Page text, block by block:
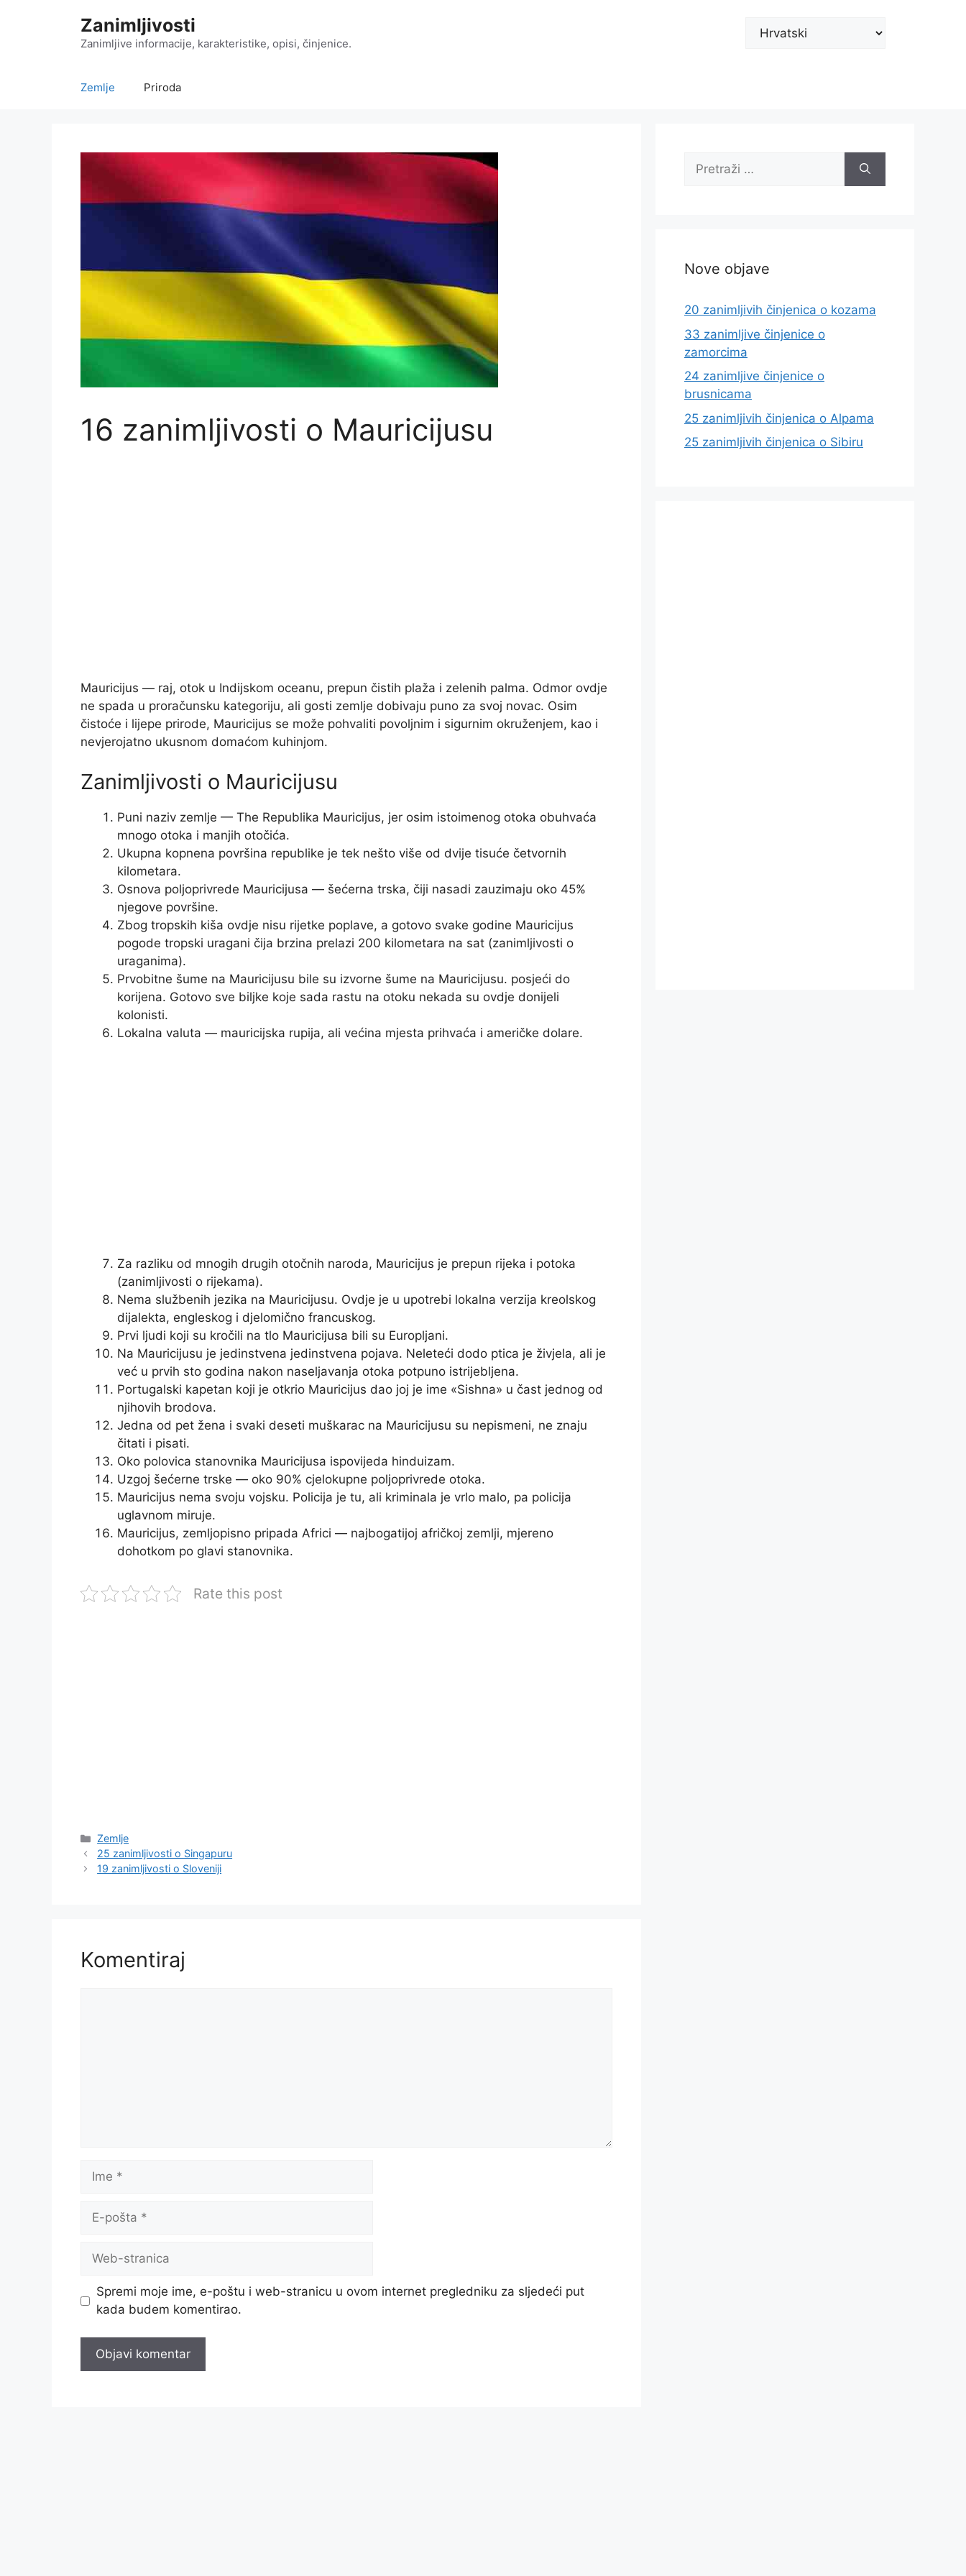
Zanimljivosti
Zanimljive informacije, karakteristike, opisi, činjenice.
Odaberite
Zemlje Priroda
16 zanimljivosti o Mauricijusu
Mauricijus — raj, otok u Indijskom oceanu, prepun čistih plaža i zelenih palma. Odmor ovdje
ne spada u proračunsku kategoriju, ali gosti zemlje dobivaju puno za svoj novac. Osim
čistoće i lijepe prirode, Mauricijus se može pohvaliti povoljnim i sigurnim okruženjem, kao i
nevjerojatno ukusnom domaćom kuhinjom.
Zanimljivosti o Mauricijusu
Puni naziv zemlje — The Republika Mauricijus, jer osim istoimenog otoka obuhvaća
mnogo otoka i manjih otočića.
Ukupna kopnena površina republike je tek nešto više od dvije tisuće četvornih
kilometara.
Osnova poljoprivrede Mauricijusa — šećerna trska, čiji nasadi zauzimaju oko 45%
njegove površine.
Zbog tropskih kiša ovdje nisu rijetke poplave, a gotovo svake godine Mauricijus
pogode tropski uragani čija brzina prelazi 200 kilometara na sat (zanimljivosti o
uraganima).
Prvobitne šume na Mauricijusu bile su izvorne šume na Mauricijusu. posjeći do
korijena. Gotovo sve biljke koje sada rastu na otoku nekada su ovdje donijeli
kolonisti.
Lokalna valuta — mauricijska rupija, ali većina mjesta prihvaća i američke dolare.
Za razliku od mnogih drugih otočnih naroda, Mauricijus je prepun rijeka i potoka
(zanimljivosti o rijekama).
Nema službenih jezika na Mauricijusu. Ovdje je u upotrebi lokalna verzija kreolskog
dijalekta, engleskog i djelomično francuskog.
Prvi ljudi koji su kročili na tlo Mauricijusa bili su Europljani.
Na Mauricijusu je jedinstvena jedinstvena pojava. Neleteći dodo ptica je živjela, ali je
već u prvih sto godina nakon naseljavanja otoka potpuno istrijebljena.
Portugalski kapetan koji je otkrio Mauricijus dao joj je ime «Sishna» u čast jednog od
njihovih brodova.
Jedna od pet žena i svaki deseti muškarac na Mauricijusu su nepismeni, ne znaju
čitati i pisati.
Oko polovica stanovnika Mauricijusa ispovijeda hinduizam.
Uzgoj šećerne trske — oko 90% cjelokupne poljoprivrede otoka.
Mauricijus nema svoju vojsku. Policija je tu, ali kriminala je vrlo malo, pa policija
uglavnom miruje.
Mauricijus, zemljopisno pripada Africi — najbogatijoj afričkoj zemlji, mjereno
dohotkom po glavi stanovnika.
Rate this post
Kategorije
Zemlje
25 zanimljivosti o Singapuru
19 zanimljivosti o Sloveniji
Komentiraj
Ime
pošta
Web-
Spremi moje ime, e-poštu i web-stranicu u ovom internet pregledniku za sljedeći put
kada budem komentirao.
Pretraži:
Nove objave
20 zanimljivih činjenica o kozama
33 zanimljive činjenice o
zamorcima
24 zanimljive činjenice o
brusnicama
25 zanimljivih činjenica o Alpama
25 zanimljivih činjenica o Sibiru